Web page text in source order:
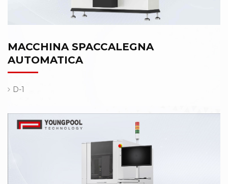
MACCHINA SPACCALEGNA
AUTOMATICA
D-1